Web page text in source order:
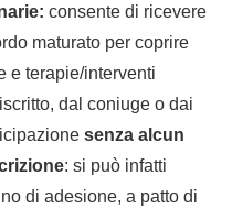
consente di ricevere
maturato per coprire
e terapie/interventi
dal coniuge o dai
senza alcun
: si può infatti
di adesione, a patto di